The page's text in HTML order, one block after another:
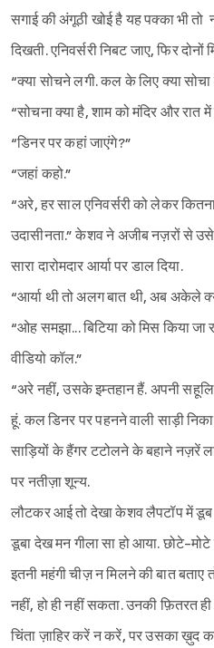
सगाई की अंगूठी खोई है यह पक्का भी
दिखती. एनिवर्सरी निबट जाए, फिर
“क्या सोचने लगी. कल के लिए क्या सोचा
“सोचना क्या है, शाम को मंदिर और रात
“डिनर पर कहां जाएंगे?”
“जहां कहो.”
“अरे, हर साल एनिवर्सरी को लेकर
उदासीनता.” केशव ने अजीब नज़रों से
सारा दारोमदार आर्या पर डाल दिया.
“आर्या थी तो अलग बात थी, अब अकेले
“ओह समझा... बिटिया को मिस किया
वीडियो कॉल.”
“अरे नहीं, उसके इम्तहान हैं. अपनी
हूं. कल डिनर पर पहनने वाली साड़ी
साड़ियों के हैंगर टटोलने के बहाने नज़रें
पर नतीज़ा शून्य.
लौटकर आई तो देखा केशव लैपटॉप में
डूबा देख मन गीला सा हो आया. छोटे-
इतनी महंगी चीज़ न मिलने की बात बताए
नहीं, हो ही नहीं सकता. उनकी फ़ितरत
चिंता ज़ाहिर करें न करें, पर उसका ख़ुद का